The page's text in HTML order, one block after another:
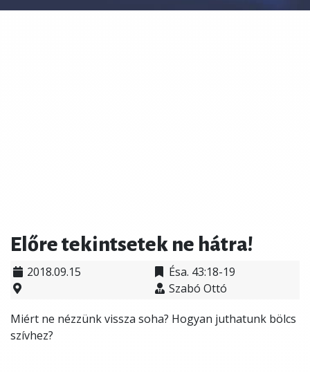
Előre tekintsetek ne hátra!
2018.09.15
Ésa. 43:18-19
Szabó Ottó
Miért ne nézzünk vissza soha? Hogyan juthatunk bölcs
szívhez?